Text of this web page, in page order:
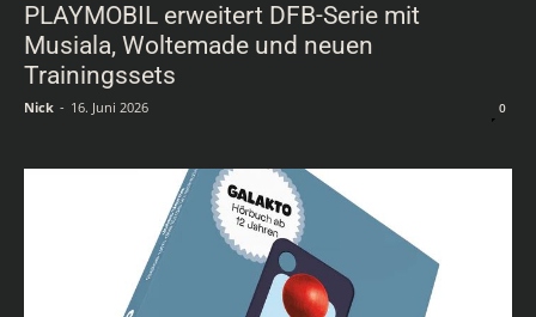
PLAYMOBIL erweitert DFB-Serie mit
Musiala, Woltemade und neuen
Trainingssets
Nick - 16. Juni 2026 0